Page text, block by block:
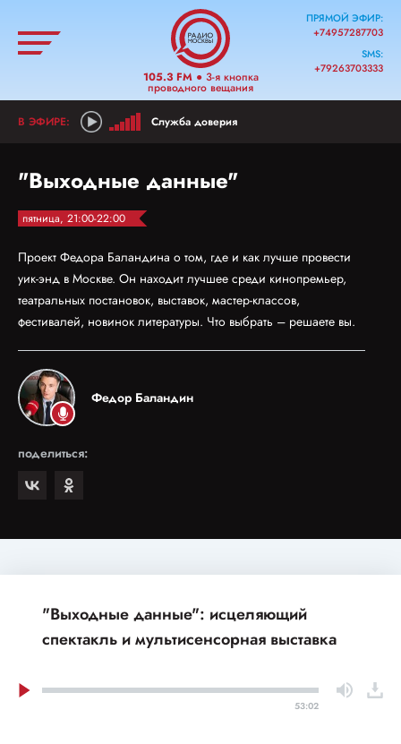
105.3 FM● 3-я кнопка
проводного вещания
ПРЯМОЙ ЭФИР:
+74957287703
SMS:
+79263703333
Служба доверия
"Выходные данные"
пятница, 21:00-22:00
Проект Федора Баландина о том, где и как лучше провести
уик-энд в Москве. Он находит лучшее среди кинопремьер,
театральных постановок, выставок, мастер-классов,
фестивалей, новинок литературы. Что выбрать – решаете вы.
Федор Баландин
поделиться:
"Выходные данные": исцеляющий
спектакль и мультисенсорная выставка
53:02